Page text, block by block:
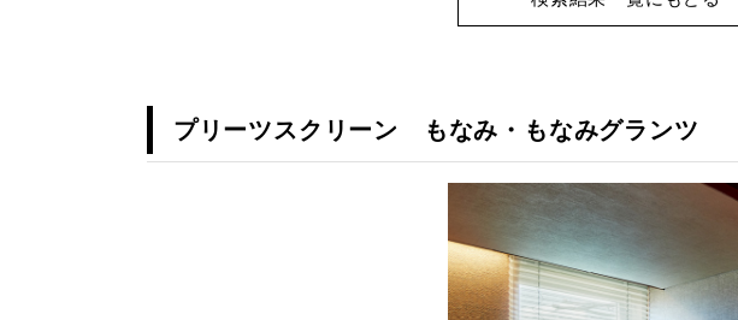
プリーツスクリーン もなみ・もなみグランツ